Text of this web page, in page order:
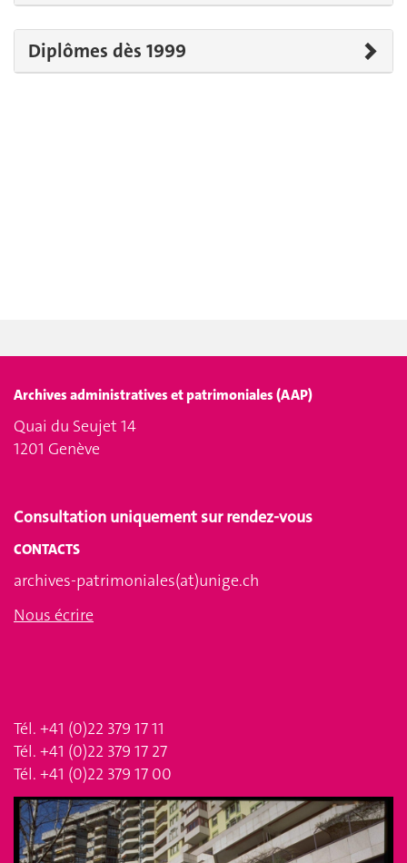
Diplômes dès 1999
Archives administratives et patrimoniales (AAP)
Quai du Seujet 14
1201 Genève
Consultation uniquement sur rendez-vous
CONTACTS
archives-patrimoniales(at)unige.ch
Nous écrire
Tél. +41 (0)22 379 17 11
Tél. +41 (0)22 379 17 27
Tél. +41 (0)22 379 17 00